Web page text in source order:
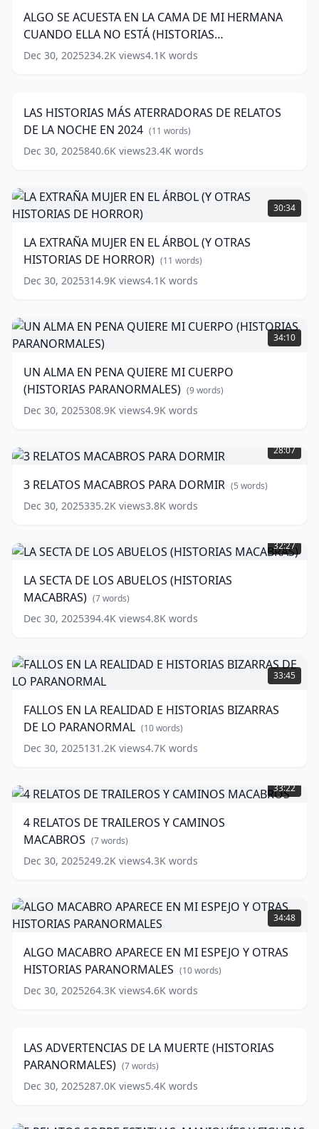
LA
CAMA
DE
MI
ELLA
NO
ESTÁ
(HISTORIAS
words)
ALGO SE ACUESTA EN LA CAMA DE MI HERMANA
CUANDO ELLA NO ESTÁ (HISTORIAS
PARANORMALES) (15words)
Dec 30, 2025234.2K views4.1K words
LAS
DE
RELATOS
DE
LA
EN
2024 (11
words)
LAS HISTORIAS MÁS ATERRADORAS DE RELATOS
DE LA NOCHE EN 2024 (11 words)
Dec 30, 2025840.6K views23.4K words
LA
EXTRAÑA
MUJER
EL
ÁRBOL
(Y
OTRAS
DE
HORROR)
(11
30:34
LA EXTRAÑA MUJER EN EL ÁRBOL (Y OTRAS
HISTORIAS DE HORROR) (11 words)
Dec 30, 2025314.9K views4.1K words
UN
ALMA
EN
QUIERE
MI
CUERPO
(HISTORIAS
words)
34:10
UN ALMA EN PENA QUIERE MI CUERPO
(HISTORIAS PARANORMALES) (9words)
Dec 30, 2025308.9K views4.9K words
RELATOS
MACABROS
DORMIR (5
words)
28:07
3 RELATOS MACABROS PARA DORMIR (5 words)
Dec 30, 2025335.2K views3.8K words
SECTA
DE
ABUELOS
(HISTORIAS
MACABRAS)
32:27
LA SECTA DE LOS ABUELOS (HISTORIAS
MACABRAS) (7words)
Dec 30, 2025394.4K views4.8K words
FALLOS
EN
LA
E
HISTORIAS
BIZARRAS
DE
PARANORMAL
words)
33:45
FALLOS EN LA REALIDAD E HISTORIAS BIZARRAS
DE LO PARANORMAL (10words)
Dec 30, 2025131.2K views4.7K words
RELATOS
DE
Y
CAMINOS
MACABROS (7
33:22
4 RELATOS DE TRAILEROS Y CAMINOS
MACABROS (7words)
Dec 30, 2025249.2K views4.3K words
ALGO
MACABRO
APARECE
MI
ESPEJO
Y
OTRAS
words)
34:48
ALGO MACABRO APARECE EN MI ESPEJO Y OTRAS
HISTORIAS PARANORMALES (10words)
Dec 30, 2025264.3K views4.6K words
LAS
MUERTE
(HISTORIAS
PARANORMALES)
LAS ADVERTENCIAS DE LA MUERTE (HISTORIAS
PARANORMALES) (7words)
Dec 30, 2025287.0K views5.4K words
5